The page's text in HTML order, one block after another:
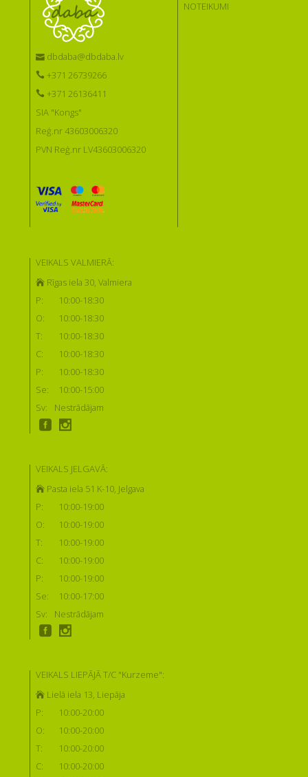
dbdaba@dbdaba.lv
+371 26739266
+371 26136411
SIA "Kongs"
Reģ.nr 43603006320
PVN Reģ.nr LV43603006320
NOTEIKUMI
VEIKALS VALMIERĀ:
Rīgas iela 30, Valmiera
P:
10:00-18:30
O:
10:00-18:30
T:
10:00-18:30
C:
10:00-18:30
P:
10:00-18:30
Se:
10:00-15:00
Sv:
Nestrādājam
VEIKALS JELGAVĀ:
Pasta iela 51 K-10, Jelgava
P:
10:00-19:00
O:
10:00-19:00
T:
10:00-19:00
C:
10:00-19:00
P:
10:00-19:00
Se:
10:00-17:00
Sv:
Nestrādājam
VEIKALS LIEPĀJĀ T/C "Kurzeme":
Lielā iela 13, Liepāja
P:
10:00-20:00
O:
10:00-20:00
T:
10:00-20:00
C:
10:00-20:00